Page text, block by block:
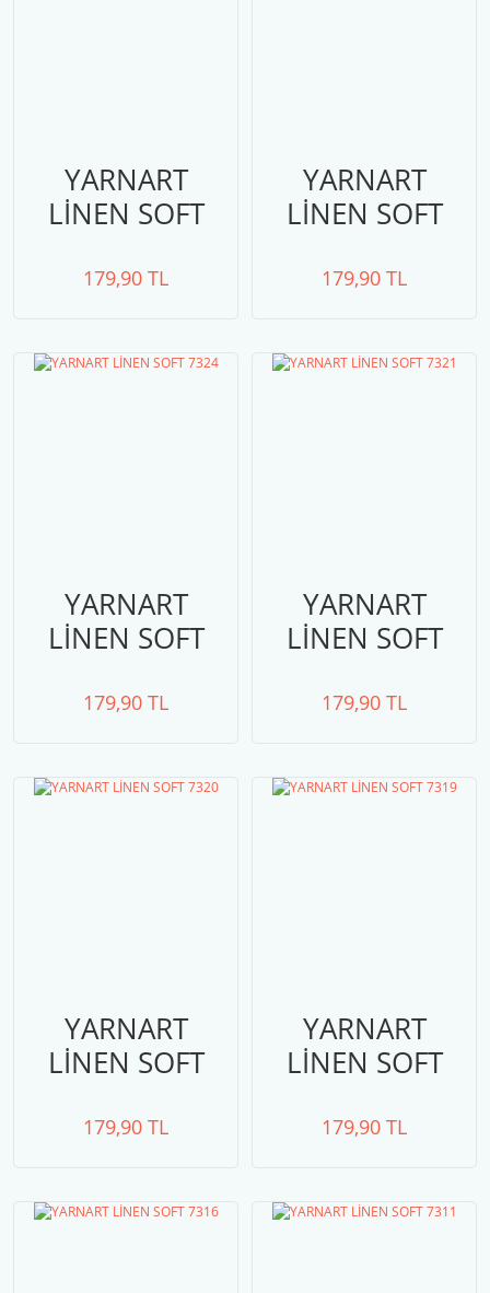
YARNART
LİNEN SOFT
179,90 TL
YARNART
LİNEN SOFT
179,90 TL
YARNART
LİNEN SOFT
179,90 TL
YARNART
LİNEN SOFT
179,90 TL
YARNART
LİNEN SOFT
179,90 TL
YARNART
LİNEN SOFT
179,90 TL